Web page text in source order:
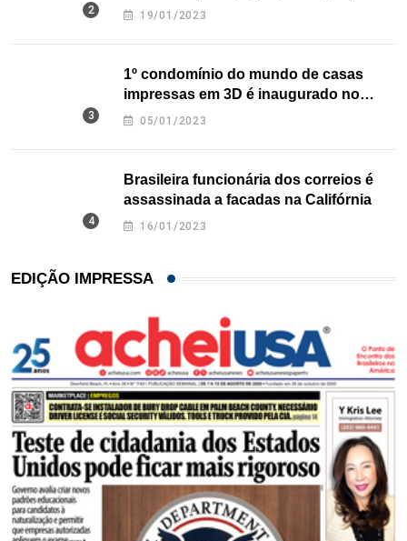
nos EUA
19/01/2023
1º condomínio do mundo de casas
impressas em 3D é inaugurado no
Texas
05/01/2023
Brasileira funcionária dos correios é
assassinada a facadas na Califórnia
16/01/2023
EDIÇÃO IMPRESSA